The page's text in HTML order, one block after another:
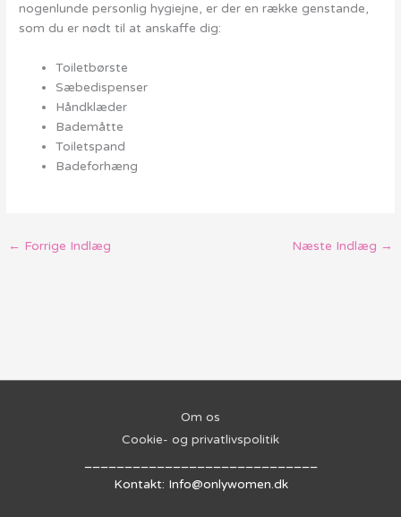
nogenlunde personlig hygiejne, er der en række genstande,
som du er nødt til at anskaffe dig:
Toiletbørste
Sæbedispenser
Håndklæder
Bademåtte
Toiletspand
Badeforhæng
← Forrige Indlæg Næste Indlæg →
Om os
Cookie- og privatlivspolitik
Kontakt: Info@onlywomen.dk